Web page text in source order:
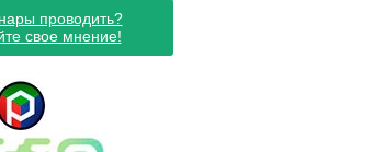
проводить?
свое мнение!